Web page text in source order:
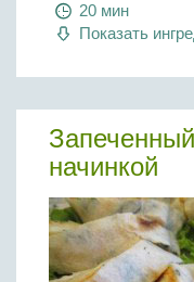
20 мин
Показать
начинкой